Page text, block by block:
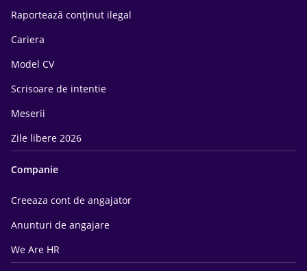
Raportează conținut ilegal
Cariera
Model CV
Scrisoare de intentie
Meserii
Zile libere 2026
Companie
Creeaza cont de angajator
Anunturi de angajare
We Are HR